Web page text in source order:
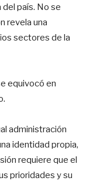
país. No se
revela una
sectores de la
equivocó en
administración
identidad propia,
requiere que el
prioridades y su